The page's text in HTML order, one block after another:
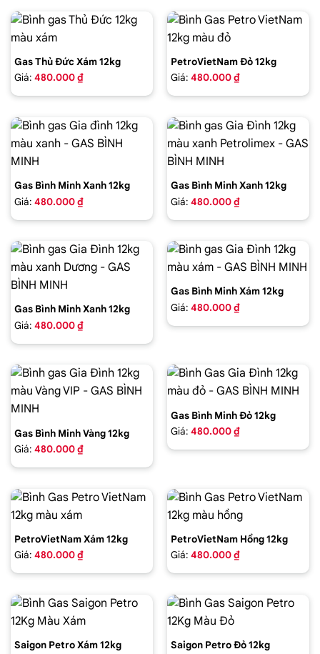
Gas Thủ Đức Xám 12kg
Giá: 480.000 ₫
PetroVietNam Đỏ 12kg
Giá: 480.000 ₫
Gas Bình Minh Xanh 12kg
Giá: 480.000 ₫
Gas Bình Minh Xanh 12kg
Giá: 480.000 ₫
Gas Bình Minh Xanh 12kg
Giá: 480.000 ₫
Gas Bình Minh Xám 12kg
Giá: 480.000 ₫
Gas Bình Minh Vàng 12kg
Giá: 480.000 ₫
Gas Bình Minh Đỏ 12kg
Giá: 480.000 ₫
PetroVietNam Xám 12kg
Giá: 480.000 ₫
PetroVietNam Hồng 12kg
Giá: 480.000 ₫
Saigon Petro Xám 12kg
Saigon Petro Đỏ 12kg